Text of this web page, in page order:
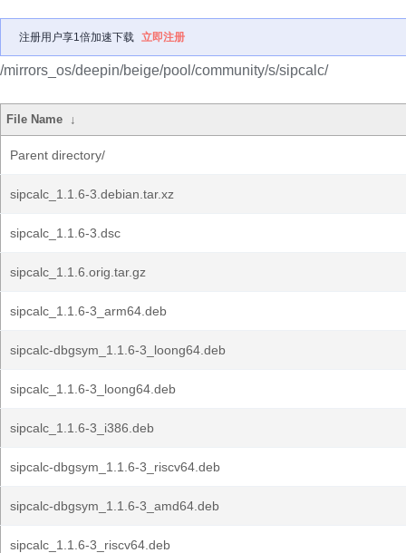
注册用户享1倍加速下载 立即注册
/mirrors_os/deepin/beige/pool/community/s/sipcalc/
File Name ↓
Parent directory/
sipcalc_1.1.6-3.debian.tar.xz
sipcalc_1.1.6-3.dsc
sipcalc_1.1.6.orig.tar.gz
sipcalc_1.1.6-3_arm64.deb
sipcalc-dbgsym_1.1.6-3_loong64.deb
sipcalc_1.1.6-3_loong64.deb
sipcalc_1.1.6-3_i386.deb
sipcalc-dbgsym_1.1.6-3_riscv64.deb
sipcalc-dbgsym_1.1.6-3_amd64.deb
sipcalc_1.1.6-3_riscv64.deb